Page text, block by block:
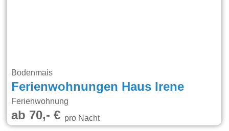
Bodenmais
Ferienwohnungen Haus Irene
Ferienwohnung
ab 70,- €pro Nacht